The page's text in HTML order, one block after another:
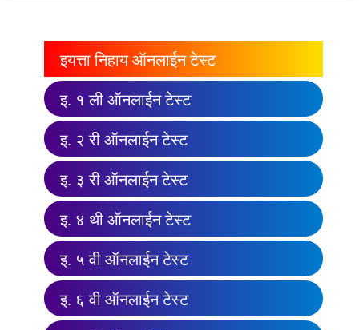
इयत्ता निहाय ऑनलाईन टेस्ट
इ. १ ली ऑनलाईन टेस्ट
इ. २ री ऑनलाईन टेस्ट
इ. ३ री ऑनलाईन टेस्ट
इ. ४ थी ऑनलाईन टेस्ट
इ. ५ वी ऑनलाईन टेस्ट
इ. ६ वी ऑनलाईन टेस्ट